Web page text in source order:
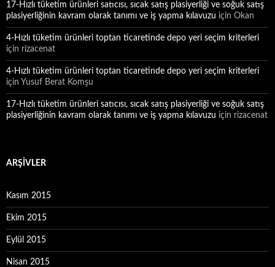
17-Hızlı tüketim ürünleri satıcısı, sıcak satış plasiyerliği ve soğuk satış
plasiyerliğinin kavram olarak tanımı ve iş yapma kılavuzu için Okan
4-Hızlı tüketim ürünleri toptan ticaretinde depo yeri seçim kriterleri
için rizacenat
4-Hızlı tüketim ürünleri toptan ticaretinde depo yeri seçim kriterleri
için Yusuf Berat Komşu
17-Hızlı tüketim ürünleri satıcısı, sıcak satış plasiyerliği ve soğuk satış
plasiyerliğinin kavram olarak tanımı ve iş yapma kılavuzu için rizacenat
ARŞIVLER
Kasım 2015
Ekim 2015
Eylül 2015
Nisan 2015